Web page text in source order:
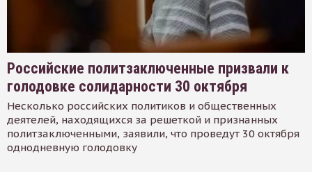
Российские политзаключенные призвали к
голодовке солидарности 30 октября
Несколько российских политиков и общественных
деятелей, находящихся за решеткой и признанных
политзаключенными, заявили, что проведут 30 октября
однодневную голодовку